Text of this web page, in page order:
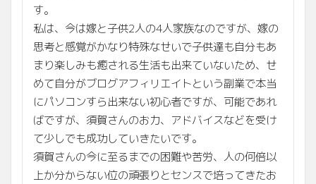
す。
私は、今は嫁と子供2人の4人家族なのですが、嫁の
思考と感覚がかなり特殊なせいで子供達も自分もあ
まり楽しみも癒される生活も出来ていないため、せ
めて自分がブログアフィリエイトという副業で本当
にパソコンすら出来ない初心者ですが、可能であれ
ばですが、須賀さんのお力、アドバイスなどを受け
て少しでも成功していきたいです。
須賀さんの今に至るまでの困難や苦労、人の何倍以
上か分からない位の頑張りとセンスで培ってきたお